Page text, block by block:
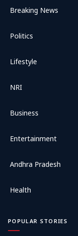
Breaking News
Politics
Lifestyle
NRI
Business
Entertainment
Andhra Pradesh
Health
POPULAR STORIES